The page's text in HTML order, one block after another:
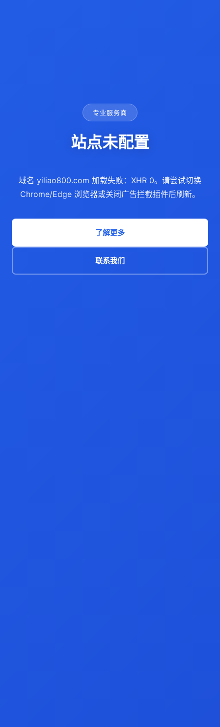
专业服务商
站点未配置
域名 yiliao800.com 加载失败：XHR 0。请尝试切换
Chrome/Edge 浏览器或关闭广告拦截插件后刷新。
了解更多
联系我们